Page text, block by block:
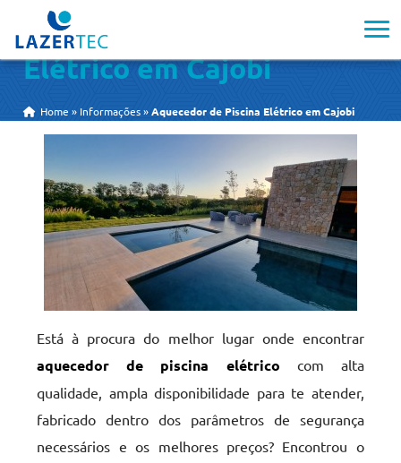
Aquecedor de Piscina
Elétrico em Cajobi
Home » Informações »Aquecedor de Piscina Elétrico em Cajobi
Está à procura do melhor lugar onde encontrar
aquecedor de piscina elétrico com alta
qualidade, ampla disponibilidade para te atender,
fabricado dentro dos parâmetros de segurança
necessários e os melhores preços? Encontrou o